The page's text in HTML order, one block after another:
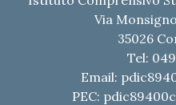
Via
35026
Tel:
Email:
PEC: